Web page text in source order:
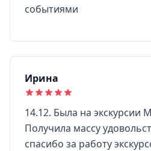
событиями
Ирина
14.12. Была на экскурсии
Получила массу
спасибо за работу